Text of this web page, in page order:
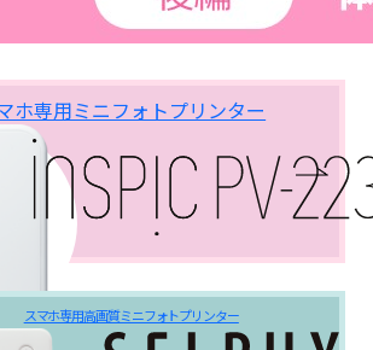
ホ専用ミニフォトプリンター
スマホ専用高画質ミニフォトプリンター